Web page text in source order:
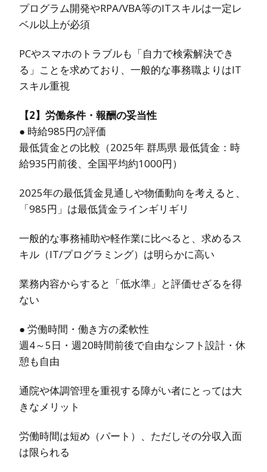
プログラム開発やRPA/VBA等のITスキルは一定レ
ベル以上が必須
PCやスマホのトラブルも「自力で検索解決でき
る」ことを求めており、一般的な事務職よりはIT
スキル重視
【2】労働条件・報酬の妥当性
● 時給985円の評価
最低賃金との比較（2025年 群馬県 最低賃金：時
給935円前後、全国平均約1000円）
2025年の最低賃金見通しや物価動向を考えると、
「985円」は最低賃金ラインギリギリ
一般的な事務補助や軽作業に比べると、求めるス
キル（IT/プログラミング）は明らかに高い
業務内容からすると「低水準」と評価せざるを得
ない
● 労働時間・働き方の柔軟性
週4～5日・週20時間前後で自由なシフト設計・休
憩も自由
通院や体調管理を重視する障がい者にとっては大
きなメリット
労働時間は短め（パート）、ただしその分収入面
は限られる